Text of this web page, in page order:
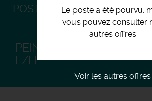
Le poste a été pourvu,
vous pouvez consulter
autres offres
Voir les autres offres
POSTULEZ
PEINTRE INTÉRIEUR/
F/H